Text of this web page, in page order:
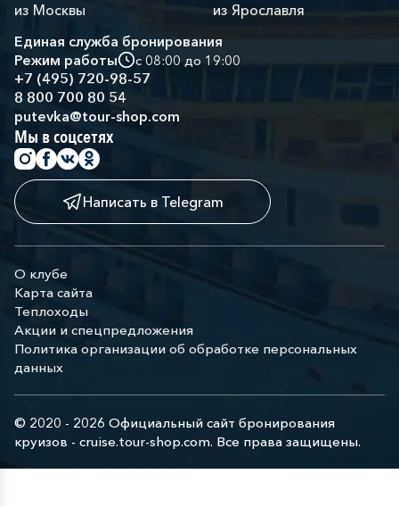
из Москвы
из Ярославля
Единая служба бронирования
Режим работы
с 08:00 до 19:00
+7 (495) 720-98-57
8 800 700 80 54
putevka@tour-shop.com
Мы в соцсетях
Написать в Telegram
О клубе
Карта сайта
Теплоходы
Акции и спецпредложения
Политика организации об обработке персональных
данных
© 2020 - 2026 Официальный сайт бронирования
круизов - cruise.tour-shop.com. Все права защищены.